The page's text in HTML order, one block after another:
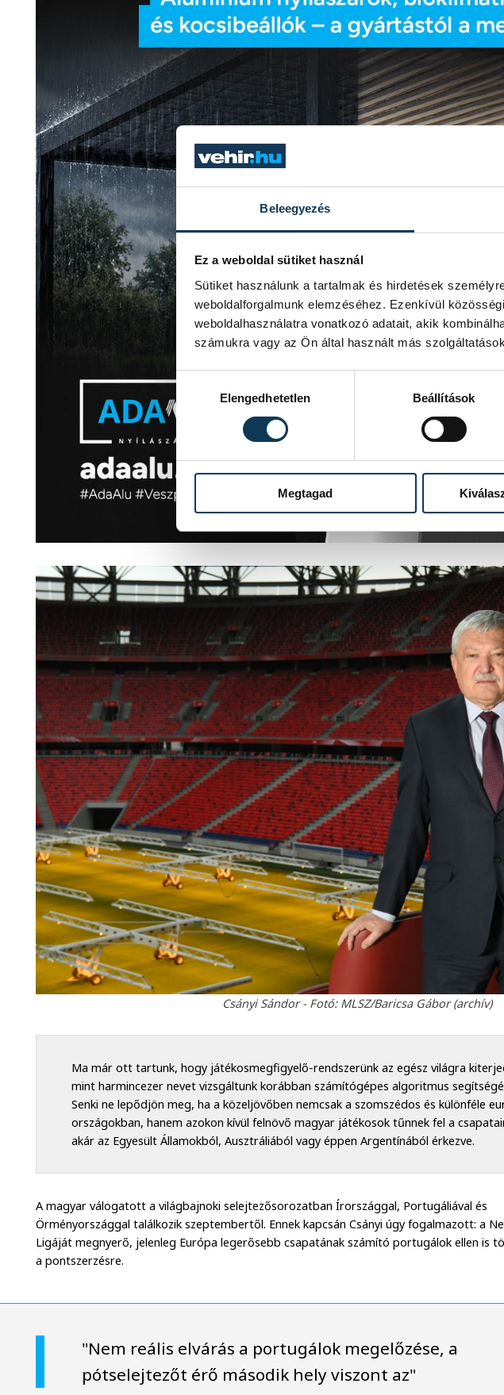
Beleegyezés
Ez a weboldal sütiket használ
Sütiket használunk a tartalmak és hirdetések
weboldalforgalmunk elemzéséhez. Ezenkívül
weboldalhasználatra vonatkozó adatait, akik
számukra vagy az Ön által használt más
Hozzájárulás kiválasztása
Elengedhetetlen
Beállítások
Megtagad
Csányi Sándor - Fotó: MLSZ/Baricsa Gábor (archív)
Ma már ott tartunk, hogy játékosmegfigyelő-rendszerünk az egész világra
mint harmincezer nevet vizsgáltunk korábban számítógépes algoritmus
Senki ne lepődjön meg, ha a közeljövőben nemcsak a szomszédos és különféle
országokban, hanem azokon kívül felnövő magyar játékosok tűnnek fel a
akár az Egyesült Államokból, Ausztráliából vagy éppen Argentínából érkezve.
A magyar válogatott a világbajnoki selejtezősorozatban Írországgal, Portugáliával és
Örményországgal találkozik szeptembertől. Ennek kapcsán Csányi úgy fogalmazott: a
Ligáját megnyerő, jelenleg Európa legerősebb csapatának számító portugálok ellen is
a pontszerzésre.
"Nem reális elvárás a portugálok megelőzése, a
pótselejtezőt érő második hely viszont az"